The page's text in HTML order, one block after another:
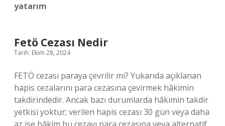
yatarım
Fetö Cezası Nedir
Tarih: Ekim 28, 2024
FETÖ cezası paraya çevrilir mi? Yukarıda açıklanan
hapis cezalarını para cezasına çevirmek hâkimin
takdirindedir. Ancak bazı durumlarda hâkimin takdir
yetkisi yoktur; verilen hapis cezası 30 gün veya daha